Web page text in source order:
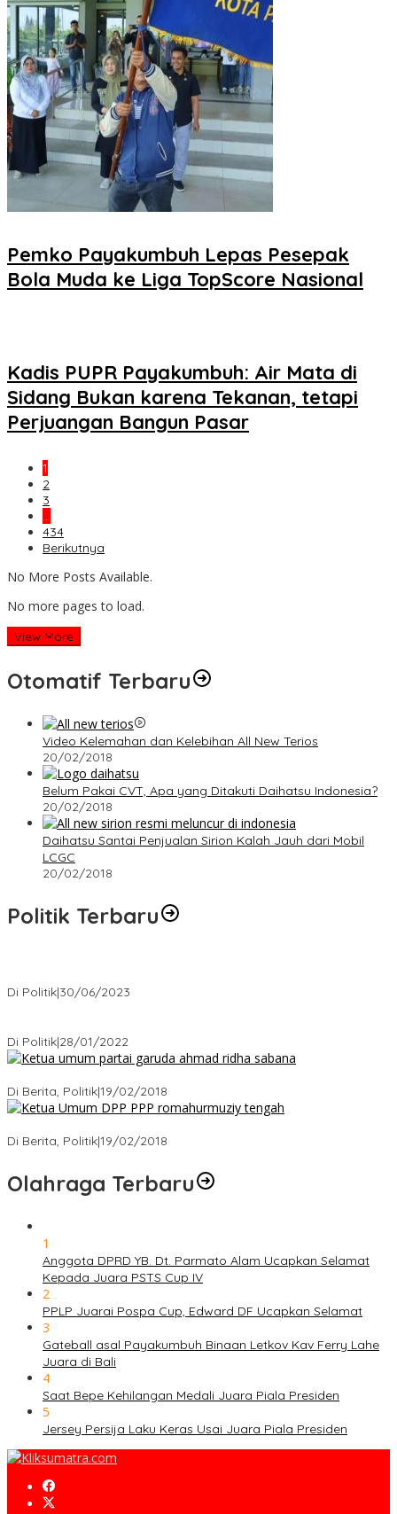
Pemko Payakumbuh Lepas Pesepak
Bola Muda ke Liga TopScore Nasional
Kadis PUPR Payakumbuh: Air Mata di
Sidang Bukan karena Tekanan, tetapi
Perjuangan Bangun Pasar
1
2
3
…
434
Berikutnya
No More Posts Available.
No more pages to load.
View More
Otomatif Terbaru
Video Kelemahan dan Kelebihan All New Terios
20/02/2018
Belum Pakai CVT, Apa yang Ditakuti Daihatsu Indonesia?
20/02/2018
Daihatsu Santai Penjualan Sirion Kalah Jauh dari Mobil
LCGC
20/02/2018
Politik Terbaru
Di Politik|30/06/2023
Di Politik|28/01/2022
Di Berita, Politik|19/02/2018
Di Berita, Politik|19/02/2018
Olahraga Terbaru
1
Anggota DPRD YB. Dt. Parmato Alam Ucapkan Selamat
Kepada Juara PSTS Cup IV
2
PPLP Juarai Pospa Cup, Edward DF Ucapkan Selamat
3
Gateball asal Payakumbuh Binaan Letkov Kav Ferry Lahe
Juara di Bali
4
Saat Bepe Kehilangan Medali Juara Piala Presiden
5
Jersey Persija Laku Keras Usai Juara Piala Presiden